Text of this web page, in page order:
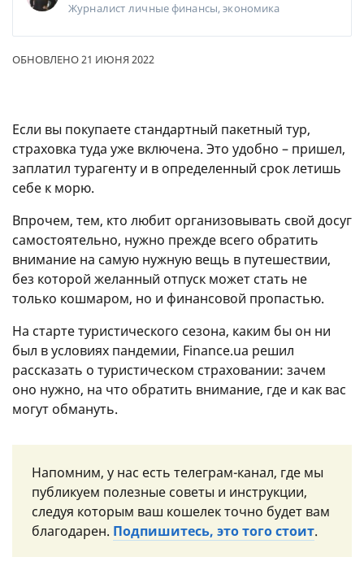
Журналист личные финансы, экономика
ОБНОВЛЕНО 21 ИЮНЯ 2022
Если вы покупаете стандартный пакетный тур,
страховка туда уже включена. Это удобно – пришел,
заплатил турагенту и в определенный срок летишь
себе к морю.
Впрочем, тем, кто любит организовывать свой досуг
самостоятельно, нужно прежде всего обратить
внимание на самую нужную вещь в путешествии,
без которой желанный отпуск может стать не
только кошмаром, но и финансовой пропастью.
На старте туристического сезона, каким бы он ни
был в условиях пандемии, Finance.ua решил
рассказать о туристическом страховании: зачем
оно нужно, на что обратить внимание, где и как вас
могут обмануть.
Напомним, у нас есть телеграм-канал, где мы
публикуем полезные советы и инструкции,
следуя которым ваш кошелек точно будет вам
благодарен. Подпишитесь, это того стоит.